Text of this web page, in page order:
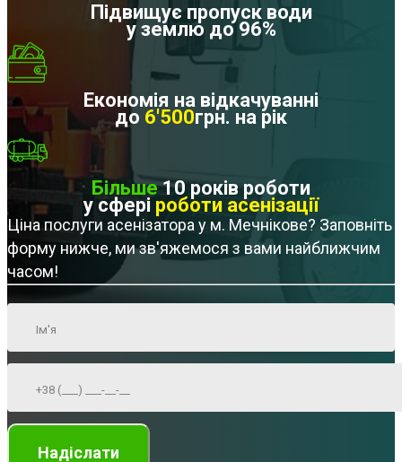
Підвищує пропуск води
у землю до 96%
Економія на відкачуванні
до 6'500грн. на рік
Більше10 років роботи
у сфері роботи асенізації
Ціна послуги асенізатора у м. Мечнікове? Заповніть
форму нижче, ми зв'яжемося з вами найближчим
часом!